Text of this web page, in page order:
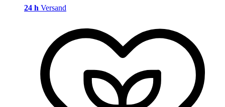
24 h Versand